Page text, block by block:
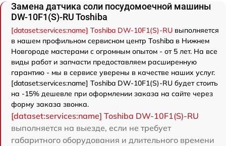
Замена датчика соли посудомоечной машины
DW-10F1(S)-RU Toshiba
[dataset:services:name] Toshiba DW-10F1(S)-RU выполняется
в нашем профильном сервисном центр Toshiba в Нижнем
Новгороде мастерами с огромным опытом - от 5 лет. На все
виды работ и запчасти предоставляем расширенную
гарантию - мы в сервисе уверены в качестве наших услуг.
[dataset:services:name] Toshiba DW-10F1(S)-RU будет стоить
на -15% дешевле при оформлении заказа на сайте через
форму заказа звонка.
[dataset:services:name] Toshiba DW-10F1(S)-RU
выполняется на выезде, если не требует
габаритного оборудования и длительного времени